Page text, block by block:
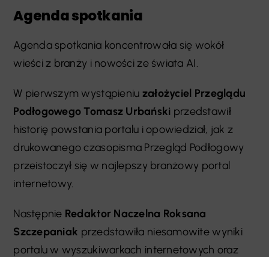
Agenda spotkania
Agenda spotkania koncentrowała się wokół
wieści z branży i nowości ze świata AI.
W pierwszym wystąpieniu założyciel Przeglądu
Podłogowego Tomasz Urbański przedstawił
historię powstania portalu i opowiedział, jak z
drukowanego czasopisma Przegląd Podłogowy
przeistoczył się w najlepszy branżowy portal
internetowy.
Następnie Redaktor Naczelna Roksana
Szczepaniak przedstawiła niesamowite wyniki
portalu w wyszukiwarkach internetowych oraz